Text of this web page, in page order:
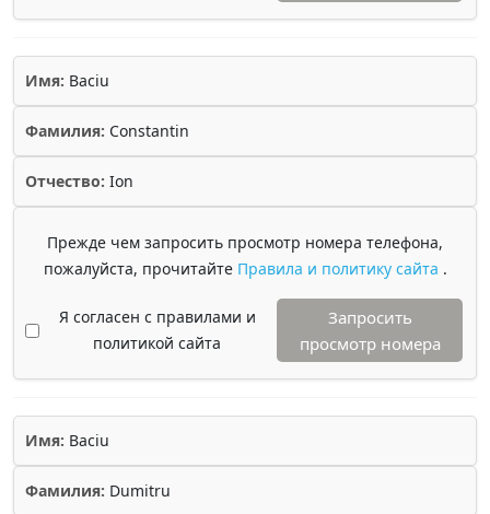
Имя: Baciu
Фамилия: Constantin
Отчество: Ion
Прежде чем запросить просмотр номера телефона,
пожалуйста, прочитайте Правила и политику сайта .
Я согласен с правилами и
политикой сайта
Запросить
просмотр номера
Имя: Baciu
Фамилия: Dumitru